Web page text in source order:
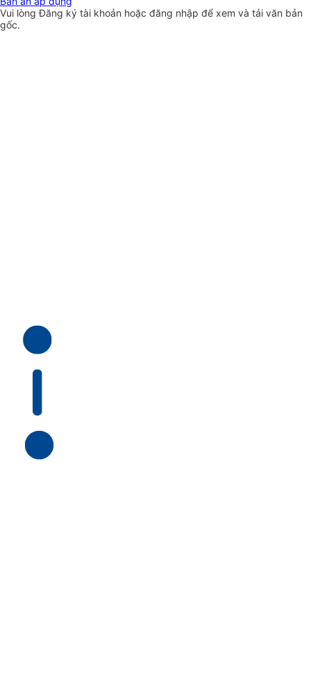
Vui lòngĐăng ký tài khoản hoặc đăng nhập để xem và tải văn bản
gốc.